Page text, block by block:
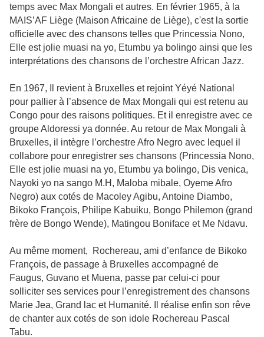
temps avec Max Mongali et autres. En février 1965, à la
MAIS’AF Liège (Maison Africaine de Liège), c'est la sortie
officielle avec des chansons telles que Princessia Nono,
Elle est jolie muasi na yo, Etumbu ya bolingo ainsi que les
interprétations des chansons de l’orchestre African Jazz.
En 1967, Il revient à Bruxelles et rejoint Yéyé National
pour pallier à l’absence de Max Mongali qui est retenu au
Congo pour des raisons politiques. Et il enregistre avec ce
groupe Aldoressi ya donnée. Au retour de Max Mongali à
Bruxelles, il intègre l’orchestre Afro Negro avec lequel il
collabore pour enregistrer ses chansons (Princessia Nono,
Elle est jolie muasi na yo, Etumbu ya bolingo, Dis venica,
Nayoki yo na sango M.H, Maloba mibale, Oyeme Afro
Negro) aux cotés de Macoley Agibu, Antoine Diambo,
Bikoko François, Philipe Kabuiku, Bongo Philemon (grand
frère de Bongo Wende), Matingou Boniface et Me Ndavu.
Au même moment, Rochereau, ami d’enfance de Bikoko
François, de passage à Bruxelles accompagné de
Faugus, Guvano et Muena, passe par celui-ci pour
solliciter ses services pour l’enregistrement des chansons
Marie Jea, Grand lac et Humanité. Il réalise enfin son rêve
de chanter aux cotés de son idole Rochereau Pascal
Tabu.